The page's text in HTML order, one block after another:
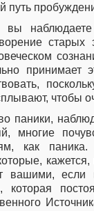
путь
вы
принимает
чтобы
паники,
многие
как
вашими,
которая